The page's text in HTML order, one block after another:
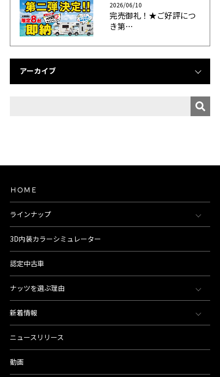
2026/06/10
完売御礼！★ご好評につ
き第…
アーカイブ
ＨＯＭＥ
ラインナップ
3D内装カラーシミュレーター
認定中古車
ナッツを選ぶ理由
新着情報
ニュースリリース
動画